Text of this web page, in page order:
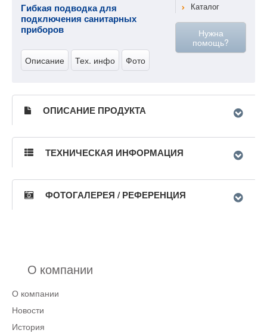
Гибкая подводка для
подключения санитарных
приборов
Описание Тех. инфо Фото
Каталог
Нужна
помощь?
ОПИСАНИЕ ПРОДУКТА
ТЕХНИЧЕСКАЯ ИНФОРМАЦИЯ
ФОТОГАЛЕРЕЯ / РЕФЕРЕНЦИЯ
О компании
О компании
Новости
История